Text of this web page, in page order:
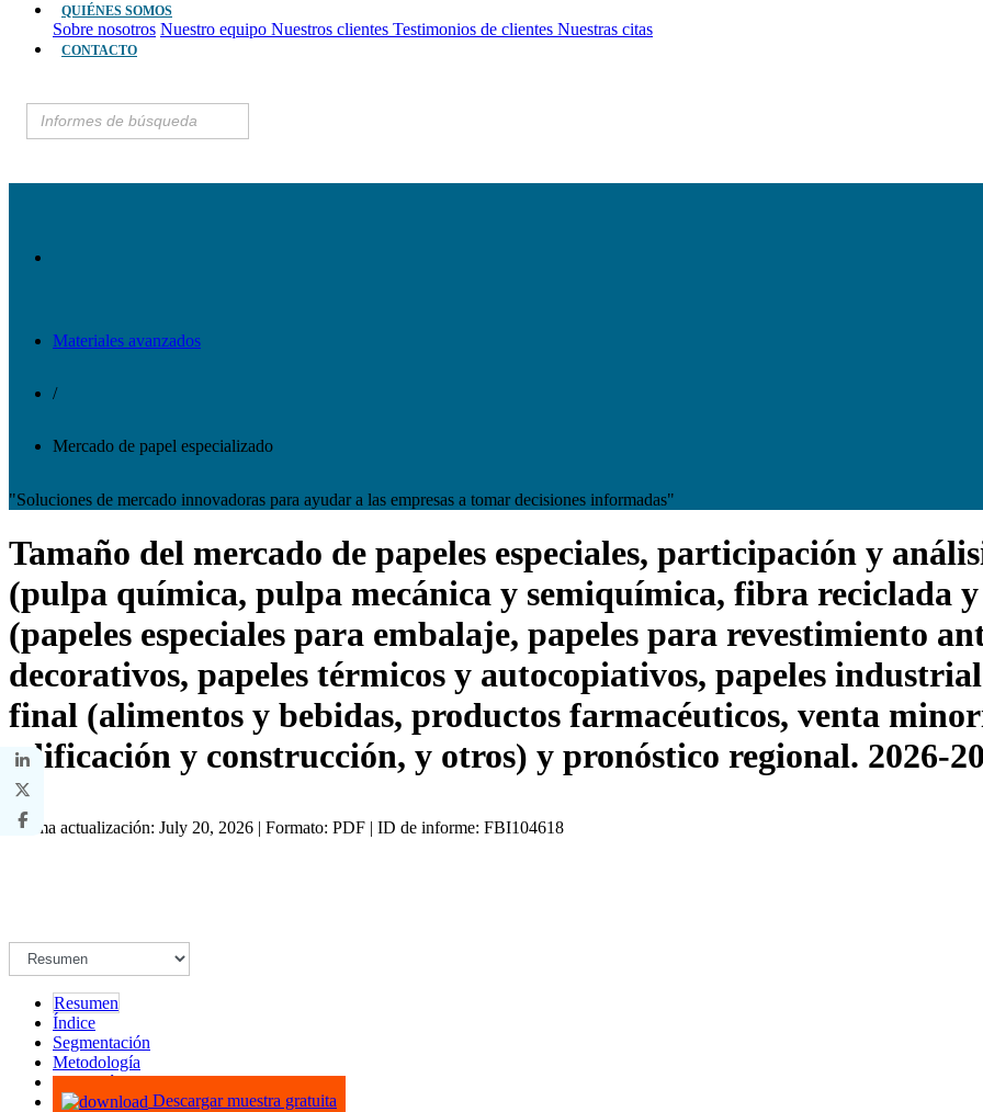
QUIÉNES SOMOS
Sobre nosotros Nuestro equipo Nuestros clientes Testimonios de clientes Nuestras citas
CONTACTO
Materiales avanzados
/
Mercado de papel especializado
"Soluciones de mercado innovadoras para ayudar a las empresas a tomar decisiones informadas"
Tamaño del mercado de papeles especiales, participación y
(pulpa química, pulpa mecánica y semiquímica, fibra reciclada
(papeles especiales para embalaje, papeles para revestimiento
decorativos, papeles térmicos y autocopiativos, papeles
final (alimentos y bebidas, productos farmacéuticos, venta
edificación y construcción, y otros) y pronóstico regional. 2026-
Última actualización: July 20, 2026 | Formato: PDF | ID de informe: FBI104618
Resumen
Índice
Segmentación
Metodología
Infografías
Descargar muestra gratuita